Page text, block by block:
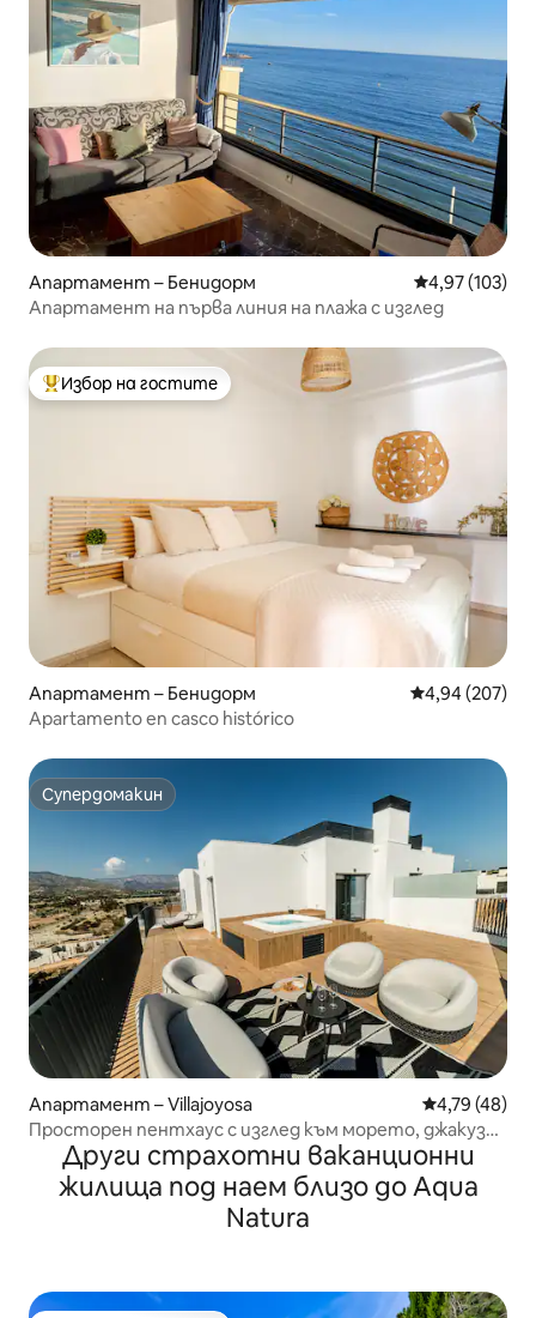
Апартамент – Бенидорм Средна
4,97 (103)
Апартамент на първа линия на плажа с изглед
Най-популярен избор на гостите
Избор на гостите
Апартамент – Бенидорм Средна
4,94 (207)
Apartamento en casco histórico
Супердомакин
Супердомакин
Апартамент – Villajoyosa Средна
4,79 (48)
Просторен пентхаус с изглед към морето, джакузи
и басейн
Други страхотни ваканционни
жилища под наем близо до Aqua
Natura